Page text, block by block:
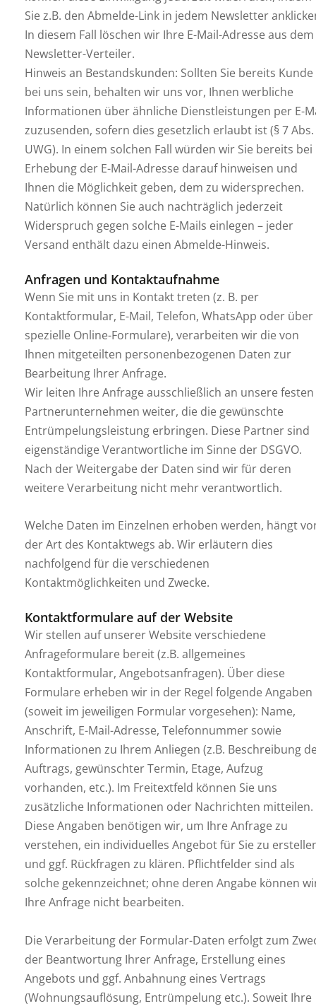
Sie z.B. den Abmelde-Link in jedem Newsletter
In diesem Fall löschen wir Ihre E-Mail-Adresse aus dem
Newsletter-Verteiler.
Hinweis an Bestandskunden: Sollten Sie bereits Kunde
bei uns sein, behalten wir uns vor, Ihnen werbliche
Informationen über ähnliche Dienstleistungen per E-
zuzusenden, sofern dies gesetzlich erlaubt ist (§ 7 Abs.
UWG). In einem solchen Fall würden wir Sie bereits bei
Erhebung der E-Mail-Adresse darauf hinweisen und
Ihnen die Möglichkeit geben, dem zu widersprechen.
Natürlich können Sie auch nachträglich jederzeit
Widerspruch gegen solche E-Mails einlegen – jeder
Versand enthält dazu einen Abmelde-Hinweis.
Anfragen und Kontaktaufnahme
Wenn Sie mit uns in Kontakt treten (z. B. per
Kontaktformular, E-Mail, Telefon, WhatsApp oder über
spezielle Online-Formulare), verarbeiten wir die von
Ihnen mitgeteilten personenbezogenen Daten zur
Bearbeitung Ihrer Anfrage.
Wir leiten Ihre Anfrage ausschließlich an unsere festen
Partnerunternehmen weiter, die die gewünschte
Entrümpelungsleistung erbringen. Diese Partner sind
eigenständige Verantwortliche im Sinne der DSGVO.
Nach der Weitergabe der Daten sind wir für deren
weitere Verarbeitung nicht mehr verantwortlich.
Welche Daten im Einzelnen erhoben werden, hängt
der Art des Kontaktwegs ab. Wir erläutern dies
nachfolgend für die verschiedenen
Kontaktmöglichkeiten und Zwecke.
Kontaktformulare auf der Website
Wir stellen auf unserer Website verschiedene
Anfrageformulare bereit (z.B. allgemeines
Kontaktformular, Angebotsanfragen). Über diese
Formulare erheben wir in der Regel folgende Angaben
(soweit im jeweiligen Formular vorgesehen): Name,
Anschrift, E-Mail-Adresse, Telefonnummer sowie
Informationen zu Ihrem Anliegen (z.B. Beschreibung
Auftrags, gewünschter Termin, Etage, Aufzug
vorhanden, etc.). Im Freitextfeld können Sie uns
zusätzliche Informationen oder Nachrichten mitteilen.
Diese Angaben benötigen wir, um Ihre Anfrage zu
verstehen, ein individuelles Angebot für Sie zu
und ggf. Rückfragen zu klären. Pflichtfelder sind als
solche gekennzeichnet; ohne deren Angabe können
Ihre Anfrage nicht bearbeiten.
Die Verarbeitung der Formular-Daten erfolgt zum
der Beantwortung Ihrer Anfrage, Erstellung eines
Angebots und ggf. Anbahnung eines Vertrags
(Wohnungsauflösung, Entrümpelung etc.). Soweit Ihre